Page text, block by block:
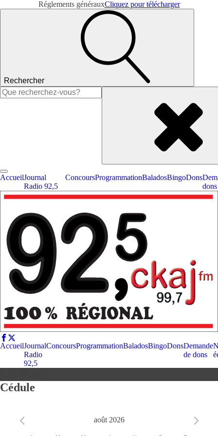
Réglements générauxCliquez pour télécharger
Rechercher
Rechercher :
AccueilJournal
Radio 92,5
ConcoursProgrammationBaladosBingoDons
dons
AccueilJournal
Radio
92,5
ConcoursProgrammationBaladosBingoDonsDemande
de dons
Cédule
août 2026